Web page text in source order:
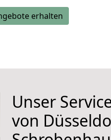
erhalten
Unser
von